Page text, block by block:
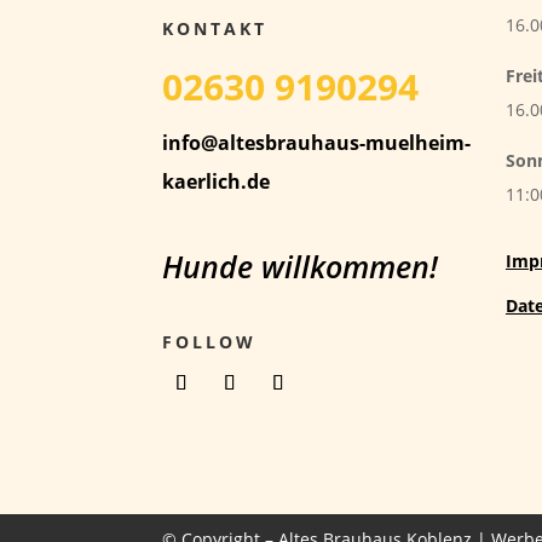
KONTAKT
02630 9190294
info@altesbrauhaus-muelheim-
kaerlich.de
Hunde willkommen!
FOLLOW